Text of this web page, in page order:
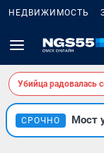
НЕДВИЖИМОСТЬ
Убийца радовалась
СРОЧНО Мост